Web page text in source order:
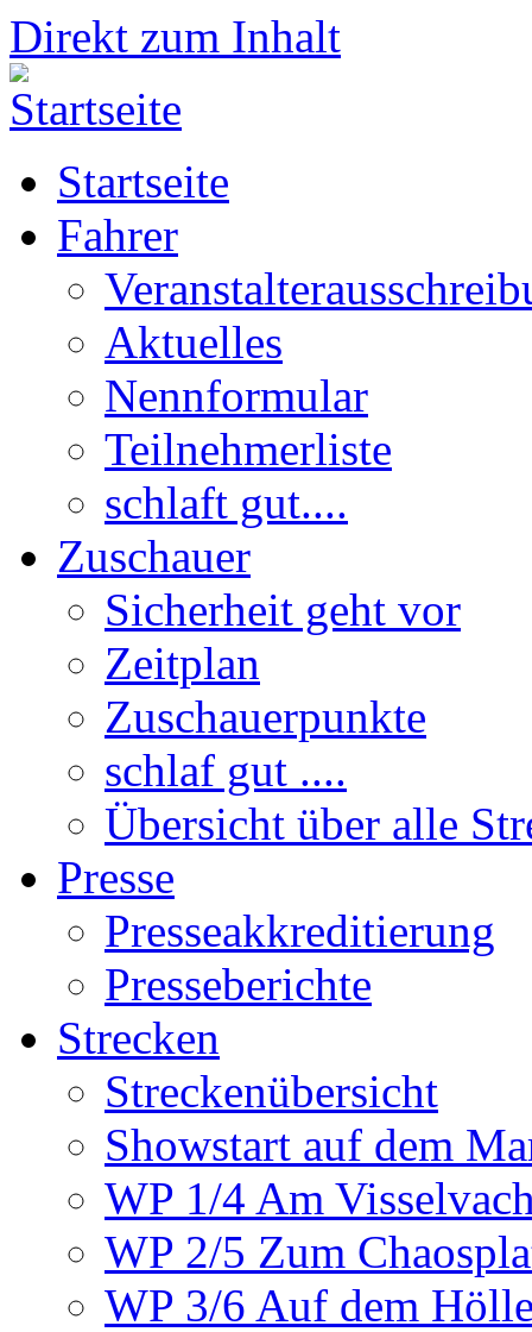
Direkt zum Inhalt
Startseite
Fahrer
Aktuelles
Nennformular
Teilnehmerliste
schlaft gut....
Zuschauer
Sicherheit geht vor
Zeitplan
Zuschauerpunkte
schlaf gut ....
Übersicht über alle
Presse
Presseakkreditierung
Presseberichte
Strecken
Streckenübersicht
Showstart auf dem
WP 1/4 Am
WP 2/5 Zum
WP 3/6 Auf dem